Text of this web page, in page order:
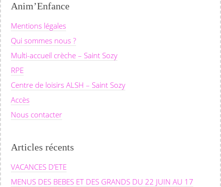
Anim’Enfance
Mentions légales
Qui sommes nous ?
Multi-accueil crèche – Saint Sozy
RPE
Centre de loisirs ALSH – Saint Sozy
Accès
Nous contacter
Articles récents
VACANCES D’ETE
MENUS DES BEBES ET DES GRANDS DU 22 JUIN AU 17